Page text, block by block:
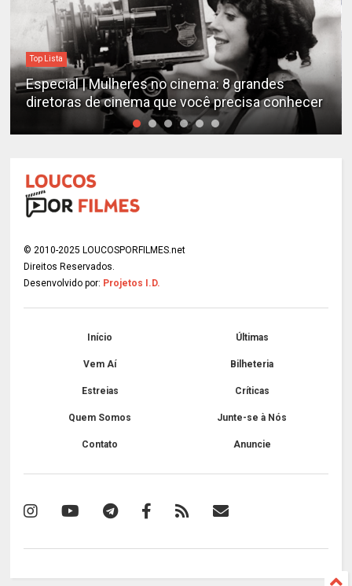
Top Lista
Especial | Mulheres no cinema: 8 grandes
diretoras de cinema que você precisa conhecer
© 2010-2025 LOUCOSPORFILMES.net
Direitos Reservados.
Desenvolvido por: Projetos I.D.
Início Últimas
Vem Aí Bilheteria
Estreias Críticas
Quem Somos Junte-se à Nós
Contato Anuncie